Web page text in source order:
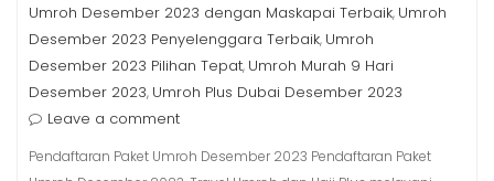
Umroh Desember 2023 dengan Maskapai Terbaik, Umroh
Desember 2023 Penyelenggara Terbaik, Umroh
Desember 2023 Pilihan Tepat, Umroh Murah 9 Hari
Desember 2023, Umroh Plus Dubai Desember 2023
Leave a comment
Pendaftaran Paket Umroh Desember 2023 Pendaftaran Paket